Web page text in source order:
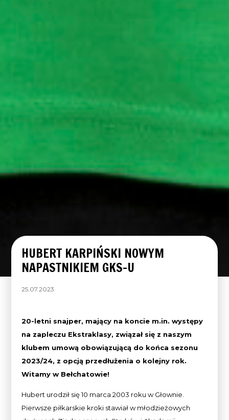
HUBERT KARPIŃSKI NOWYM
NAPASTNIKIEM GKS-U
25.07.2023
20-letni snajper, mający na koncie m.in. występy
na zapleczu Ekstraklasy, związał się z naszym
klubem umową obowiązującą do końca sezonu
2023/24, z opcją przedłużenia o kolejny rok.
Witamy w Bełchatowie!
Hubert urodził się 10 marca 2003 roku w Głownie.
Pierwsze piłkarskie kroki stawiał w młodzieżowych